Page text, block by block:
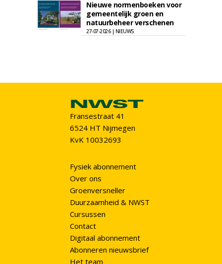
Nieuwe normenboeken voor
gemeentelijk groen en
natuurbeheer verschenen
27-07-2026 | NIEUWS
Fransestraat 41
6524 HT Nijmegen
KvK 10032693
Fysiek abonnement
Over ons
Groenversneller
Duurzaamheid & NWST
Cursussen
Contact
Digitaal abonnement
Abonneren nieuwsbrief
Het team